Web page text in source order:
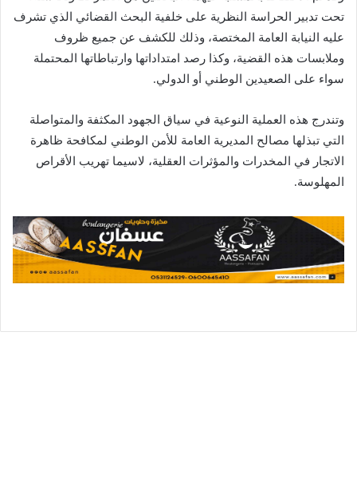
تحت تدبير الحراسة النظرية على خلفية البحث القضائي الذي تشرف
عليه النيابة العامة المختصة، وذلك للكشف عن جميع ظروف
وملابسات هذه القضية، وكذا رصد امتداداتها وارتباطاتها المحتملة
سواء على الصعيدين الوطني أو الدولي.
وتندرج هذه العملية النوعية في سياق الجهود المكثفة والمتواصلة
التي تبذلها مصالح المديرية العامة للأمن الوطني لمكافحة ظاهرة
الاتجار في المخدرات والمؤثرات العقلية، لاسيما تهريب الأقراص
المهلوسة.